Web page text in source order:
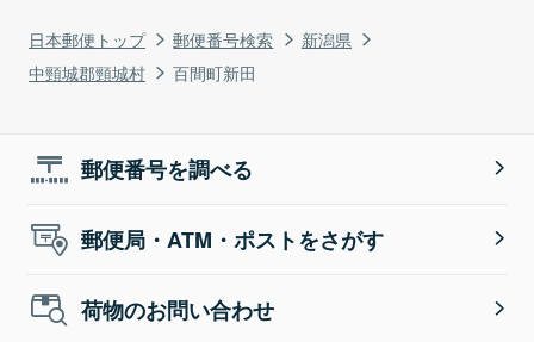
日本郵便トップ 郵便番号検索
新潟県
中頸城郡頸城村
百間町新田
郵便番号を調べる
郵便局・ATM・ポストをさがす
荷物のお問い合わせ